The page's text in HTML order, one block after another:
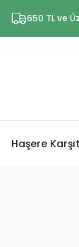
650 TL ve
Haşere